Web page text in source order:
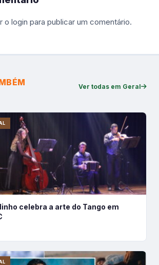
o login para publicar um comentário.
Ver todas em Geral
celebra a arte do Tango em